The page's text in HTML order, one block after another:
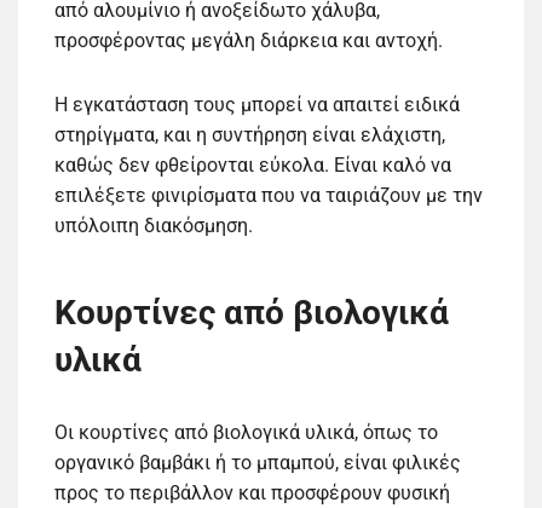
από αλουμίνιο ή ανοξείδωτο χάλυβα,
προσφέροντας μεγάλη διάρκεια και αντοχή.
Η εγκατάσταση τους μπορεί να απαιτεί ειδικά
στηρίγματα, και η συντήρηση είναι ελάχιστη,
καθώς δεν φθείρονται εύκολα. Είναι καλό να
επιλέξετε φινιρίσματα που να ταιριάζουν με την
υπόλοιπη διακόσμηση.
Κουρτίνες από βιολογικά
υλικά
Οι κουρτίνες από βιολογικά υλικά, όπως το
οργανικό βαμβάκι ή το μπαμπού, είναι φιλικές
προς το περιβάλλον και προσφέρουν φυσική